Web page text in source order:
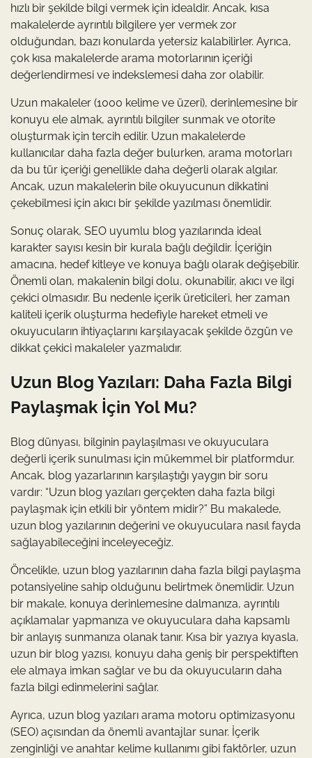
hızlı bir şekilde bilgi vermek için idealdir. Ancak, kısa
makalelerde ayrıntılı bilgilere yer vermek zor
olduğundan, bazı konularda yetersiz kalabilirler. Ayrıca,
çok kısa makalelerde arama motorlarının içeriği
değerlendirmesi ve indekslemesi daha zor olabilir.
Uzun makaleler (1000 kelime ve üzeri), derinlemesine bir
konuyu ele almak, ayrıntılı bilgiler sunmak ve otorite
oluşturmak için tercih edilir. Uzun makalelerde
kullanıcılar daha fazla değer bulurken, arama motorları
da bu tür içeriği genellikle daha değerli olarak algılar.
Ancak, uzun makalelerin bile okuyucunun dikkatini
çekebilmesi için akıcı bir şekilde yazılması önemlidir.
Sonuç olarak, SEO uyumlu blog yazılarında ideal
karakter sayısı kesin bir kurala bağlı değildir. İçeriğin
amacına, hedef kitleye ve konuya bağlı olarak değişebilir.
Önemli olan, makalenin bilgi dolu, okunabilir, akıcı ve ilgi
çekici olmasıdır. Bu nedenle içerik üreticileri, her zaman
kaliteli içerik oluşturma hedefiyle hareket etmeli ve
okuyucuların ihtiyaçlarını karşılayacak şekilde özgün ve
dikkat çekici makaleler yazmalıdır.
Uzun Blog Yazıları: Daha Fazla Bilgi
Paylaşmak İçin Yol Mu?
Blog dünyası, bilginin paylaşılması ve okuyuculara
değerli içerik sunulması için mükemmel bir platformdur.
Ancak, blog yazarlarının karşılaştığı yaygın bir soru
vardır: “Uzun blog yazıları gerçekten daha fazla bilgi
paylaşmak için etkili bir yöntem midir?” Bu makalede,
uzun blog yazılarının değerini ve okuyuculara nasıl fayda
sağlayabileceğini inceleyeceğiz.
Öncelikle, uzun blog yazılarının daha fazla bilgi paylaşma
potansiyeline sahip olduğunu belirtmek önemlidir. Uzun
bir makale, konuya derinlemesine dalmanıza, ayrıntılı
açıklamalar yapmanıza ve okuyuculara daha kapsamlı
bir anlayış sunmanıza olanak tanır. Kısa bir yazıya kıyasla,
uzun bir blog yazısı, konuyu daha geniş bir perspektiften
ele almaya imkan sağlar ve bu da okuyucuların daha
fazla bilgi edinmelerini sağlar.
Ayrıca, uzun blog yazıları arama motoru optimizasyonu
(SEO) açısından da önemli avantajlar sunar. İçerik
zenginliği ve anahtar kelime kullanımı gibi faktörler, uzun